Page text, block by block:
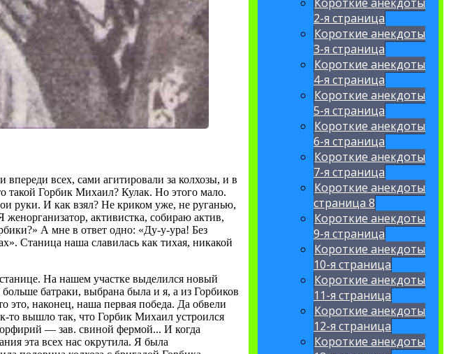
всех, сами агитировали за колхозы, и в
такой Горбик Михаил? Кулак. Но этого мало.
руки. И как взял? Не криком уже, не руганью,
активистка, собираю актив,
А мне в ответ одно: «Ду-у-ура! Без
Станица наша славилась как тихая, никакой
На нашем участке выделился новый
батраки, выбрана была и я, а из Горбиков
это, наконец, наша первая победа. Да обвели
то вышло так, что Горбик Михаил устроился
— зав. свиной фермой... И когда
эта всех нас окрутила. Я была
2-я страница
Короткие анекдоты
3-я страница
Короткие анекдоты
4-я страница
Короткие анекдоты
5-я страница
Короткие анекдоты
6-я страница
Короткие анекдоты
7-я страница
Короткие анекдоты
страница 8
Короткие анекдоты
9-я страница
Короткие анекдоты
10-я страница
Короткие анекдоты
11-я страница
Короткие анекдоты
12-я страница
Короткие анекдоты